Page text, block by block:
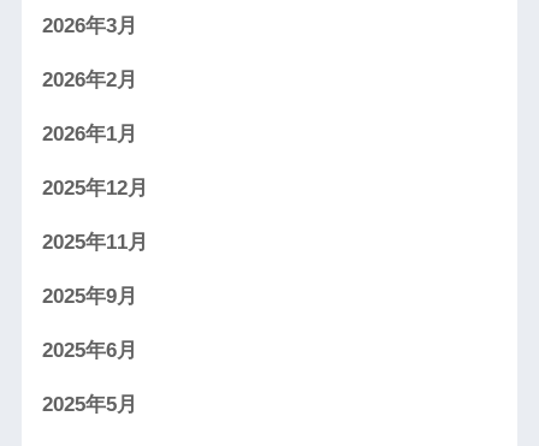
2026年3月
2026年2月
2026年1月
2025年12月
2025年11月
2025年9月
2025年6月
2025年5月